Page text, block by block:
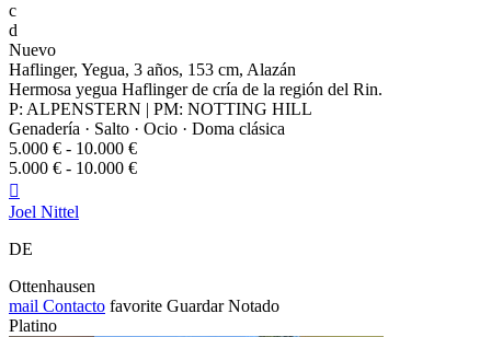
c
d
Nuevo
Haflinger, Yegua, 3 años, 153 cm, Alazán
Hermosa yegua Haflinger de cría de la región del Rin.
P: ALPENSTERN | PM: NOTTING HILL
Genadería · Salto · Ocio · Doma clásica
5.000 € - 10.000 €
5.000 € - 10.000 €

Joel Nittel
DE
Ottenhausen
mail Contacto favorite Guardar Notado
Platino